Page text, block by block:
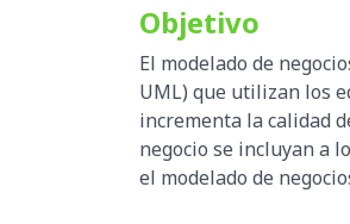
Objetivo
El modelado de
UML) que utilizan los
incrementa la calidad
negocio se incluyan a
el modelado de